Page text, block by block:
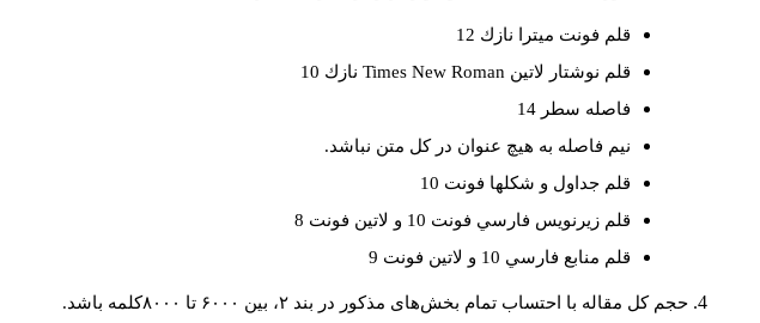
قلم فونت ميترا نازك 12
قلم نوشتار لاتين Times New Roman نازك 10
فاصله سطر 14
نيم فاصله به هيچ عنوان در كل متن نباشد.
قلم جداول و شكلها فونت 10
قلم زيرنويس فارسي فونت 10 و لاتين فونت 8
قلم منابع فارسي 10 و لاتين فونت 9
حجم کل مقاله با احتساب تمام بخش‌های مذکور در بند ۲، بین ۶۰۰۰ تا ۸۰۰۰کلمه باشد.